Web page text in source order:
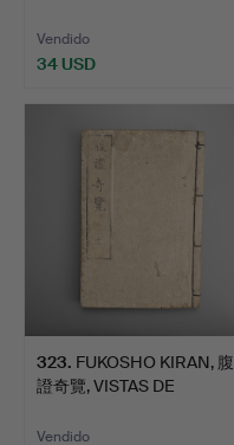
Vendido
34 USD
323. FUKOSHO KIRAN, 腹
證奇覽, VISTAS DE
Vendido